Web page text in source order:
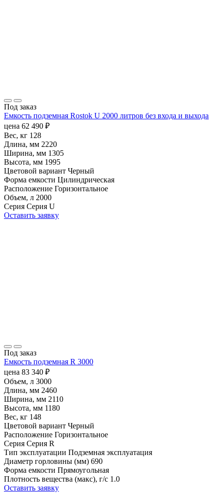
Под заказ
Емкость подземная Rostok U 2000 литров без входа и выхода
цена 62 490 ₽
Вес, кг 128
Длина, мм 2220
Ширина, мм 1305
Высота, мм 1995
Цветовой вариант Черный
Форма емкости Цилиндрическая
Расположение Горизонтальное
Объем, л 2000
Серия Серия U
Оставить заявку
Под заказ
Емкость подземная R 3000
цена 83 340 ₽
Объем, л 3000
Длина, мм 2460
Ширина, мм 2110
Высота, мм 1180
Вес, кг 148
Цветовой вариант Черный
Расположение Горизонтальное
Серия Серия R
Тип эксплуатации Подземная эксплуатация
Диаметр горловины (мм) 690
Форма емкости Прямоугольная
Плотность вещества (макс), г/с 1.0
Оставить заявку